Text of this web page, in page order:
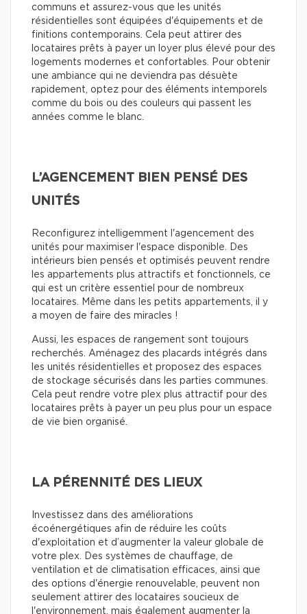
communs et assurez-vous que les unités
résidentielles sont équipées d'équipements et de
finitions contemporains. Cela peut attirer des
locataires prêts à payer un loyer plus élevé pour des
logements modernes et confortables. Pour obtenir
une ambiance qui ne deviendra pas désuète
rapidement, optez pour des éléments intemporels
comme du bois ou des couleurs qui passent les
années comme le blanc.
L’AGENCEMENT BIEN PENSÉ DES
UNITÉS
Reconfigurez intelligemment l'agencement des
unités pour maximiser l'espace disponible. Des
intérieurs bien pensés et optimisés peuvent rendre
les appartements plus attractifs et fonctionnels, ce
qui est un critère essentiel pour de nombreux
locataires. Même dans les petits appartements, il y
a moyen de faire des miracles !
Aussi, les espaces de rangement sont toujours
recherchés. Aménagez des placards intégrés dans
les unités résidentielles et proposez des espaces
de stockage sécurisés dans les parties communes.
Cela peut rendre votre plex plus attractif pour des
locataires prêts à payer un peu plus pour un espace
de vie bien organisé.
LA PÉRENNITÉ DES LIEUX
Investissez dans des améliorations
écoénergétiques afin de réduire les coûts
d'exploitation et d’augmenter la valeur globale de
votre plex. Des systèmes de chauffage, de
ventilation et de climatisation efficaces, ainsi que
des options d'énergie renouvelable, peuvent non
seulement attirer des locataires soucieux de
l'environnement, mais également augmenter la